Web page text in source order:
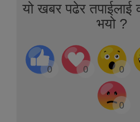
यो खबर पढेर
भयो ?
0 0 0
0